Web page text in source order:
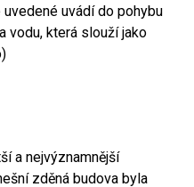
uvádí do pohybu
vodu, která slouží jako
a nejvýznamnější
zděná budova byla